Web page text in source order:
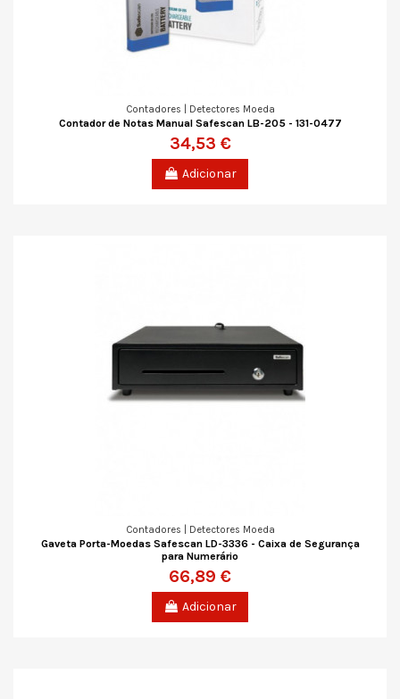
Contadores | Detectores Moeda
Contador de Notas Manual Safescan LB-205 - 131-0477
34,53 €
Adicionar
Contadores | Detectores Moeda
Gaveta Porta-Moedas Safescan LD-3336 - Caixa de Segurança
para Numerário
66,89 €
Adicionar